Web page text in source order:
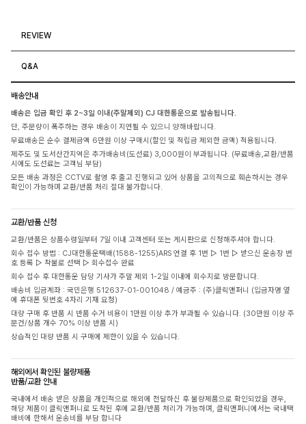
REVIEW
Q&A
배송안내
배송은 입금 확인 후 2~3일 이내(주말제외) CJ 대한통운으로 발송됩니다.
단, 주문량이 폭주하는 경우 배송이 지연될 수 있으니 양해바랍니다.
무료배송은 순수 결제금액 6만원 이상 구매시(할인 및 적립금 제외한 금액) 적용됩니다.
제주도 및 도서산간지역은 추가배송비(도선료) 3,000원이 부과됩니다. (무료배송,교환/반품
시에도 도선료는 고객님 부담)
모든 배송 과정은 CCTV로 촬영 후 출고 진행되고 있어 상품을 고의적으로 훼손하시는 경우
확인이 가능하며 교환/반품 처리 절대 불가합니다.
교환/반품 신청
교환/반품은 상품수령일부터 7일 이내 고객센터 또는 게시판으로 신청해주셔야 합니다.
회수 접수 방법 : CJ대한통운택배(1588-1255)ARS 연결 후 1번 ▷ 1번 ▷ 받으신 운송장 번
호 등록 ▷ 착불로 선택 ▷ 회수접수 완료
회수 접수 후 대한통운 담당 기사가 주말 제외 1-2일 이내에 회수지로 방문합니다.
배송비 입금계좌 : 국민은행 512637-01-001048 / 예금주 : (주)클릭앤퍼니 (입금자명 옆
에 휴대폰 뒷번호 4자리 기재 요청)
대량 구매 후 반품 시 반품 수거 비용이 1만원 이상 추가 부과될 수 있습니다. (30만원 이상 주
문건/상품 개수 70% 이상 반품 시)
상습적인 대량 반품 시 구매에 제한이 있을 수 있습니다.
해외에서 확인된 불량제품
반품/교환 안내
국내에서 배송 받은 상품을 개인적으로 해외에 전달하신 후 불량제품으로 확인되었을 경우,
해당 제품이 클릭앤퍼니로 도착된 후에 교환/반품 처리가 가능하며, 클릭앤퍼니에서는 국내택
배비에 한해서 운송비를 부담 합니다